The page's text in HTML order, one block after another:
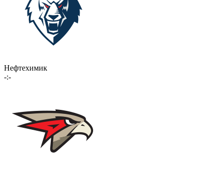
Нефтехимик
-:-